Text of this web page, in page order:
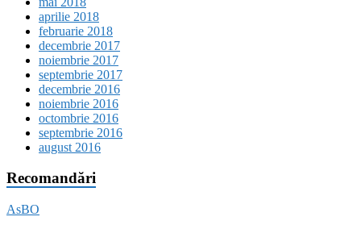
aprilie 2018
februarie 2018
decembrie 2017
noiembrie 2017
septembrie 2017
decembrie 2016
noiembrie 2016
octombrie 2016
septembrie 2016
august 2016
Recomandări
AsBO